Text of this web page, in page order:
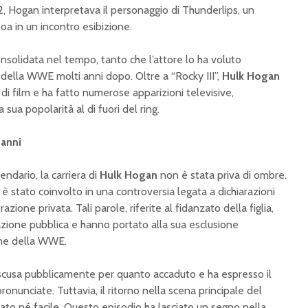
Hogan interpretava il personaggio di Thunderlips, un
in un incontro esibizione.
nel tempo, tanto che l’attore lo ha voluto
WWE molti anni dopo. Oltre a “Rocky III”, Hulk Hogan
film e ha fatto numerose apparizioni televisive,
popolarità al di fuori del ring.
la carriera di Hulk Hogan non è stata priva di ombre.
stato coinvolto in una controversia legata a dichiarazioni
privata. Tali parole, riferite al fidanzato della figlia,
pubblica e hanno portato alla sua esclusione
della WWE.
pubblicamente per quanto accaduto e ha espresso il
Tuttavia, il ritorno nella scena principale del